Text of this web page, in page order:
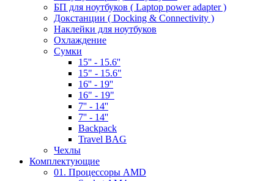
БП для ноутбуков ( Laptop power adapter )
Докстанции ( Docking & Connectivity )
Наклейки для ноутбуков
Охлаждение
Сумки
15'' - 15.6''
15" - 15.6"
16'' - 19''
16" - 19"
7'' - 14''
7'' - 14''
Backpack
Travel BAG
Чехлы
Комплектующие
01. Процессоры AMD